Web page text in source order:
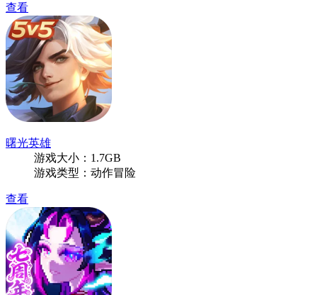
查看
曙光英雄
游戏大小：1.7GB
游戏类型：动作冒险
查看